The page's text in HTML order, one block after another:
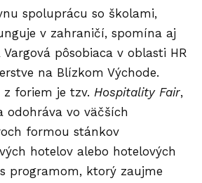
spoluprácu so školami,
v zahraničí, spomína aj
Vargová pôsobiaca v oblasti HR
na Blízkom Východe.
z foriem je tzv. Hospitality Fair,
odohráva vo väčších
formou stánkov
hotelov alebo hotelových
programom, ktorý zaujme